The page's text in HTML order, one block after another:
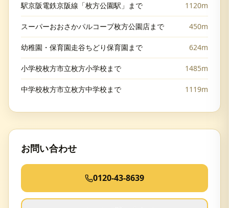
駅京阪電鉄京阪線「枚方公園駅」まで 1120m
スーパーおおさかパルコープ枚方公園店まで 450m
幼稚園・保育園走谷ちどり保育園まで 624m
小学校枚方市立枚方小学校まで 1485m
中学校枚方市立枚方中学校まで 1119m
お問い合わせ
0120-43-8639